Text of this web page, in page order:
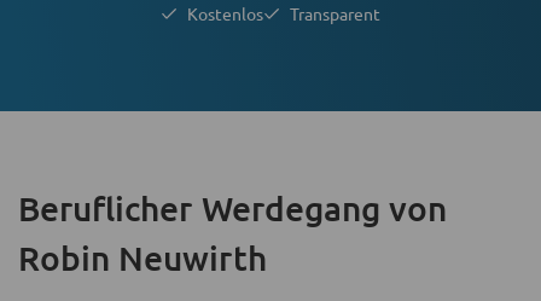
Kostenlos Transparent
Beruflicher Werdegang von
Robin Neuwirth